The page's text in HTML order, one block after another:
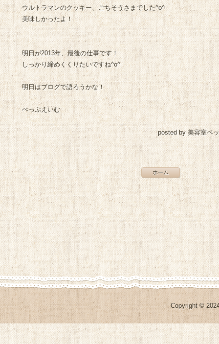
ウルトラマンのクッキー、ごちそうさまでした^o^
美味しかったよ！
明日が2013年、最後の仕事です！
しっかり締めくくりたいですね^o^
明日はブログで語ろうかな！
ぺっぷえいむ
posted by 美容室ペ
ホーム
Copyright ©